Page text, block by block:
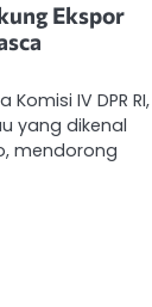
Ekspor
IV DPR RI,
yang dikenal
mendorong